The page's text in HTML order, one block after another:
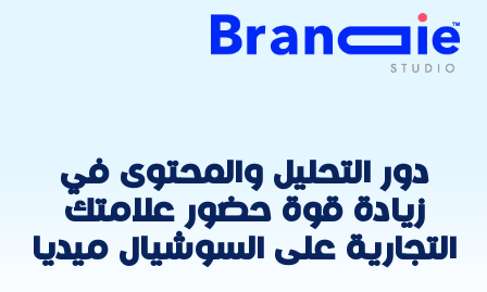
دور التحليل والمحتوى في
زيادة قوة حضور علامتك
التجارية على السوشيال ميديا